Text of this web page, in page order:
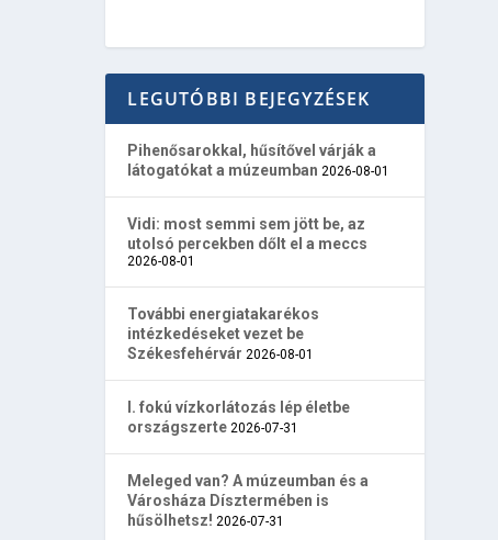
LEGUTÓBBI BEJEGYZÉSEK
Pihenősarokkal, hűsítővel várják a
látogatókat a múzeumban 2026-08-01
Vidi: most semmi sem jött be, az
utolsó percekben dőlt el a meccs
2026-08-01
További energiatakarékos
intézkedéseket vezet be
Székesfehérvár 2026-08-01
I. fokú vízkorlátozás lép életbe
országszerte 2026-07-31
Meleged van? A múzeumban és a
Városháza Dísztermében is
hűsölhetsz! 2026-07-31